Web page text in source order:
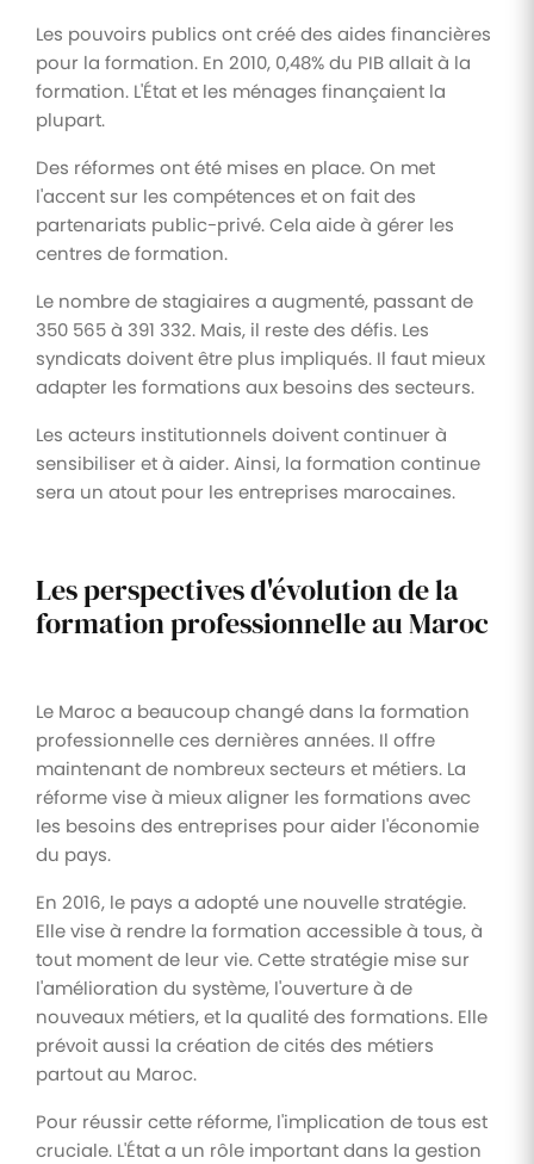
Les pouvoirs publics ont créé des aides financières
pour la formation. En 2010, 0,48% du PIB allait à la
formation. L'État et les ménages finançaient la
plupart.
Des réformes ont été mises en place. On met
l'accent sur les compétences et on fait des
partenariats public-privé. Cela aide à gérer les
centres de formation.
Le nombre de stagiaires a augmenté, passant de
350 565 à 391 332. Mais, il reste des défis. Les
syndicats doivent être plus impliqués. Il faut mieux
adapter les formations aux besoins des secteurs.
Les acteurs institutionnels doivent continuer à
sensibiliser et à aider. Ainsi, la formation continue
sera un atout pour les entreprises marocaines.
Les perspectives d'évolution de la
formation professionnelle au Maroc
Le Maroc a beaucoup changé dans la formation
professionnelle ces dernières années. Il offre
maintenant de nombreux secteurs et métiers. La
réforme vise à mieux aligner les formations avec
les besoins des entreprises pour aider l'économie
du pays.
En 2016, le pays a adopté une nouvelle stratégie.
Elle vise à rendre la formation accessible à tous, à
tout moment de leur vie. Cette stratégie mise sur
l'amélioration du système, l'ouverture à de
nouveaux métiers, et la qualité des formations. Elle
prévoit aussi la création de cités des métiers
partout au Maroc.
Pour réussir cette réforme, l'implication de tous est
cruciale. L'État a un rôle important dans la gestion